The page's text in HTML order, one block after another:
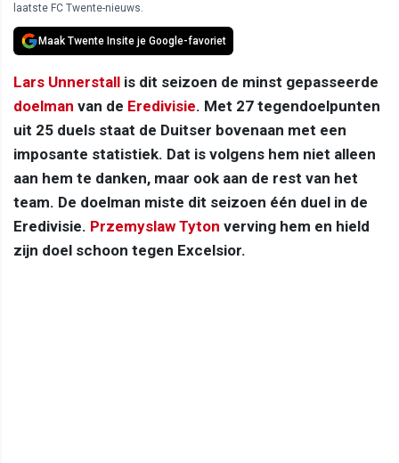
laatste FC Twente-nieuws.
Maak Twente Insite je Google-favoriet
Lars Unnerstall is dit seizoen de minst gepasseerde
doelman van de Eredivisie. Met 27 tegendoelpunten
uit 25 duels staat de Duitser bovenaan met een
imposante statistiek. Dat is volgens hem niet alleen
aan hem te danken, maar ook aan de rest van het
team. De doelman miste dit seizoen één duel in de
Eredivisie. Przemyslaw Tyton verving hem en hield
zijn doel schoon tegen Excelsior.